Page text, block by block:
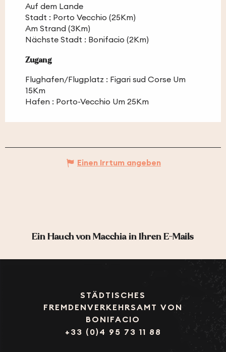
Auf dem Lande
Stadt : Porto Vecchio (25Km)
Am Strand (3Km)
Nächste Stadt : Bonifacio (2Km)
Zugang
Zugang
Flughafen/Flugplatz : Figari sud Corse Um
15Km
Hafen : Porto-Vecchio Um 25Km
Einen Irrtum angeben
Ein Hauch von Macchia in Ihren E-Mails
STÄDTISCHES
FREMDENVERKEHRSAMT VON
BONIFACIO
+33 (0)4 95 73 11 88